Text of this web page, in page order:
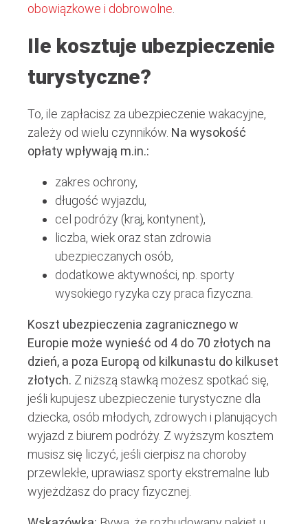
obowiązkowe i dobrowolne
Ile kosztuje ubezpieczenie
turystyczne?
To, ile zapłacisz za ubezpieczenie wakacyjne,
zależy od wielu czynników. Na wysokość
opłaty wpływają m.in.:
zakres ochrony,
długość wyjazdu,
cel podróży (kraj, kontynent),
liczba, wiek oraz stan zdrowia
ubezpieczanych osób,
dodatkowe aktywności, np. sporty
wysokiego ryzyka czy praca fizyczna.
Koszt ubezpieczenia zagranicznego w
Europie może wynieść od 4 do 70 złotych na
dzień, a poza Europą od kilkunastu do kilkuset
złotych. Z niższą stawką możesz spotkać się,
jeśli kupujesz ubezpieczenie turystyczne dla
dziecka, osób młodych, zdrowych i planujących
wyjazd z biurem podróży. Z wyższym kosztem
musisz się liczyć, jeśli cierpisz na choroby
przewlekłe, uprawiasz sporty ekstremalne lub
wyjeżdżasz do pracy fizycznej.